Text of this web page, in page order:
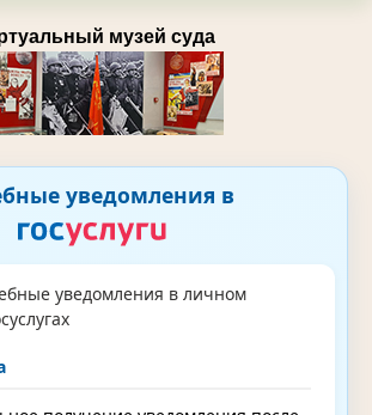
музей суда
уведомления в
уведомления в личном